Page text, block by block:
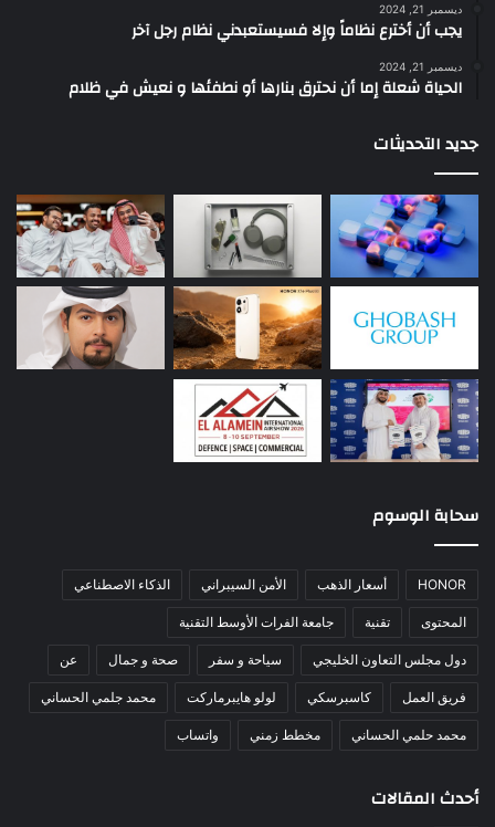
ديسمبر 21, 2024
يجب أن أخترع نظاماً وإلا فسيستعبدني نظام رجل آخر
ديسمبر 21, 2024
الحياة شعلة إما أن نحترق بنارها أو نطفئها و نعيش في ظلام
جديد التحديثات
سحابة الوسوم
HONOR أسعار الذهب الأمن السيبراني الذكاء الاصطناعي
المحتوى تقنية جامعة الفرات الأوسط التقنية
دول مجلس التعاون الخليجي سياحة و سفر صحة و جمال عن
فريق العمل كاسبرسكي لولو هايبرماركت محمد جلمي الحساني
محمد حلمي الحساني مخطط زمني واتساب
أحدث المقالات